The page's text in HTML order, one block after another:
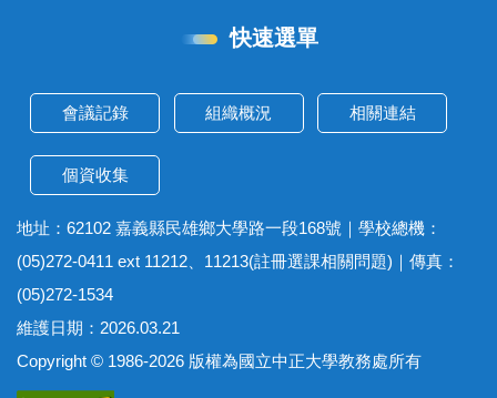
快速選單
會議記錄 組織概況 相關連結
個資收集
地址：62102 嘉義縣民雄鄉大學路一段168號｜學校總機：
(05)272-0411 ext 11212、11213(註冊選課相關問題)｜傳真：
(05)272-1534
維護日期：2026.03.21
Copyright © 1986-2026 版權為國立中正大學教務處所有